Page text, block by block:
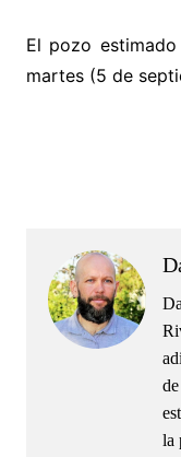
El pozo
martes (5 de
la